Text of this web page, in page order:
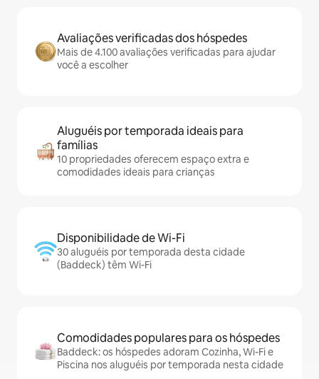
Avaliações verificadas dos hóspedes
Mais de 4.100 avaliações verificadas para ajudar
você a escolher
Aluguéis por temporada ideais para
famílias
10 propriedades oferecem espaço extra e
comodidades ideais para crianças
Disponibilidade de Wi-Fi
30 aluguéis por temporada desta cidade
(Baddeck) têm Wi-Fi
Comodidades populares para os hóspedes
Baddeck: os hóspedes adoram Cozinha, Wi-Fi e
Piscina nos aluguéis por temporada nesta cidade